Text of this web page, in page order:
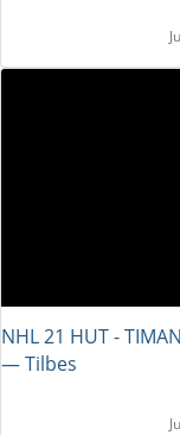
NHL 21 HUT -
― Tilbes